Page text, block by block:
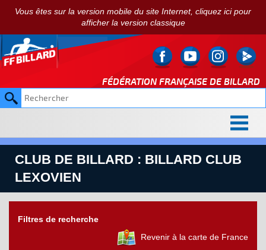
Vous êtes sur la version mobile du site Internet, cliquez ici pour
afficher la version classique
FÉDÉRATION FRANÇAISE DE BILLARD
CLUB DE BILLARD : BILLARD CLUB
LEXOVIEN
Filtres de recherche
Revenir à la carte de France